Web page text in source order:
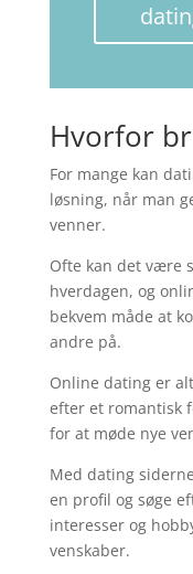
Hvorfor
For mange kan
løsning, når man
venner.
Ofte kan det være
hverdagen, og
bekvem måde at
andre på.
Online dating er
efter et romantisk
for at møde nye
Med dating
en profil og søge
interesser og
venskaber.